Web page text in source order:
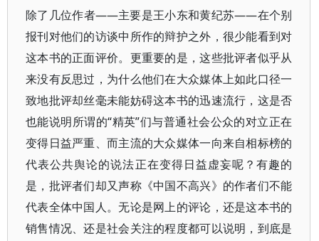
除了几位作者——主要是王小东和黄纪苏——在个别
报刊对他们的访谈中所作的辩护之外，很少能看到对
这本书的正面评价。更重要的是，这些批评者似乎从
来没有反思过，为什么他们在大众媒体上如此口径一
致地批评却丝毫未能妨碍这本书的迅速流行，这是否
也能说明所谓的“精英”们与普通社会公众的对立正在
变得日益严重、而主流的大众媒体一向来自相标榜的
代表公共舆论的说法正在变得日益虚妄呢？有趣的
是，批评者们却又声称《中国不高兴》的作者们不能
代表全体中国人。无论是网上的评论，还是这本书的
销售情况、还是社会关注的程度都可以说明，到底是